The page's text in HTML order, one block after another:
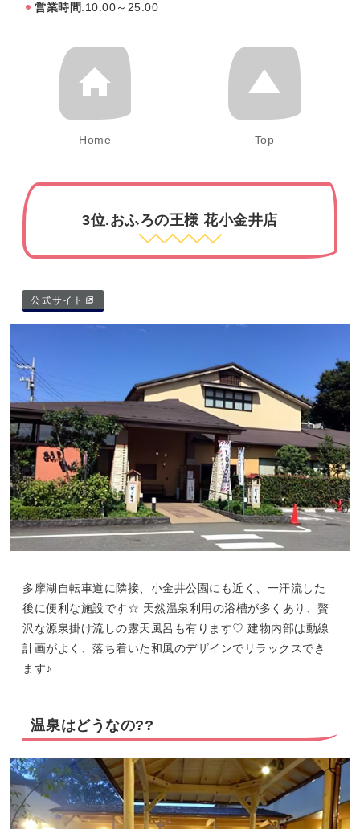
営業時間:10:00～25:00
Home Top
3位.おふろの王様 花小金井店
公式サイト
多摩湖自転車道に隣接、小金井公園にも近く、一汗流した
後に便利な施設です☆ 天然温泉利用の浴槽が多くあり、贅
沢な源泉掛け流しの露天風呂も有ります♡ 建物内部は動線
計画がよく、落ち着いた和風のデザインでリラックスでき
ます♪
温泉はどうなの??